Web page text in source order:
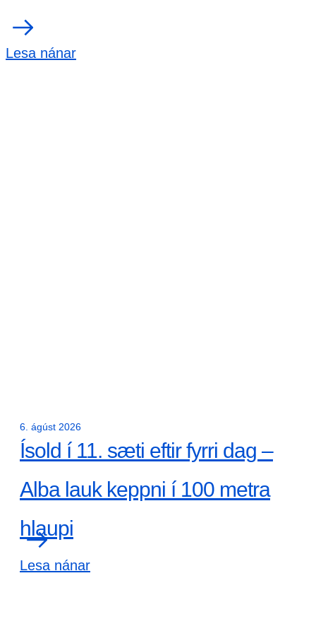
Lesa nánar
6. ágúst 2026
Ísold í 11. sæti eftir fyrri dag –
Alba lauk keppni í 100 metra
hlaupi
Lesa nánar